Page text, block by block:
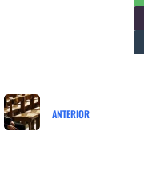
ANTERIOR